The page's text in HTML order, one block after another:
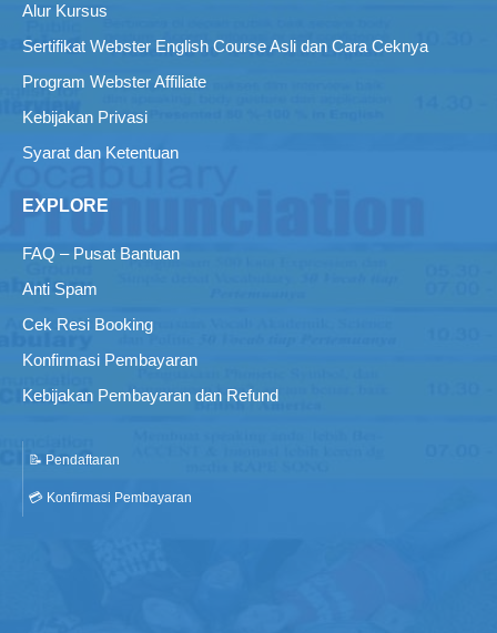
Alur Kursus
Sertifikat Webster English Course Asli dan Cara Ceknya
Program Webster Affiliate
Kebijakan Privasi
Syarat dan Ketentuan
EXPLORE
FAQ – Pusat Bantuan
Anti Spam
Cek Resi Booking
Konfirmasi Pembayaran
Kebijakan Pembayaran dan Refund
📝 Pendaftaran
💳 Konfirmasi Pembayaran